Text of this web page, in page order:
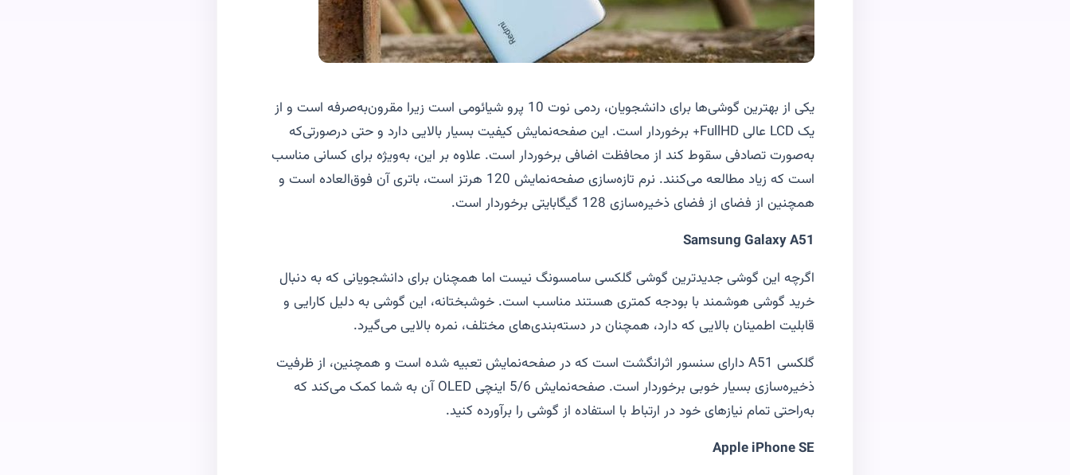
یکی از بهترین گوشی‌ها برای دانشجویان، ردمی نوت 10 پرو شیائومی است زیرا مقرون‌به‌صرفه است و از
یک
عالی
برخوردار است. این صفحه‌نمایش کیفیت بسیار بالایی دارد و حتی درصورتی‌که
به‌صورت تصادفی سقوط کند از محافظت اضافی برخوردار است. علاوه بر این، به‌ویژه برای کسانی مناسب
است که زیاد مطالعه می‌کنند. نرم تازه‌سازی صفحه‌نمایش 120 هرتز است، باتری آن فوق‌العاده است و
همچنین از فضای از فضای ذخیره‌سازی 128 گیگابایتی برخوردار است
.
Samsung Galaxy A51
اگرچه این گوشی جدیدترین گوشی گلکسی سامسونگ نیست اما همچنان برای دانشجویانی که به دنبال
خرید گوشی هوشمند با بودجه کمتری هستند مناسب است. خوشبختانه، این گوشی به دلیل کارایی و
قابلیت اطمینان بالایی که دارد، همچنان در دسته‌بندی‌های مختلف، نمره بالایی می‌گیرد.
گلکسی
دارای سنسور اثرانگشت است که در صفحه‌نمایش تعبیه شده است و همچنین، از ظرفیت
ذخیره‌سازی بسیار خوبی برخوردار است. صفحه‌نمایش 5/6 اینچی
آن به شما کمک می‌کند که
به‌راحتی تمام نیازهای خود در ارتباط با استفاده از گوشی را برآورده کنید.
Apple iPhone SE